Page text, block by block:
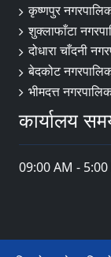
कृष्णपुर
शुक्लाफाँटा
दोधारा चाँदनी
बेदकोट
भीमदत्त
कार्यालय
09:00 AM -